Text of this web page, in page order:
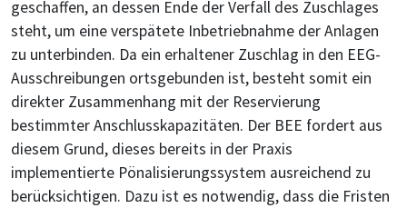
geschaffen, an dessen Ende der Verfall des Zuschlages
steht, um eine verspätete Inbetriebnahme der Anlagen
zu unterbinden. Da ein erhaltener Zuschlag in den EEG-
Ausschreibungen ortsgebunden ist, besteht somit ein
direkter Zusammenhang mit der Reservierung
bestimmter Anschlusskapazitäten. Der BEE fordert aus
diesem Grund, dieses bereits in der Praxis
implementierte Pönalisierungssystem ausreichend zu
berücksichtigen. Dazu ist es notwendig, dass die Fristen